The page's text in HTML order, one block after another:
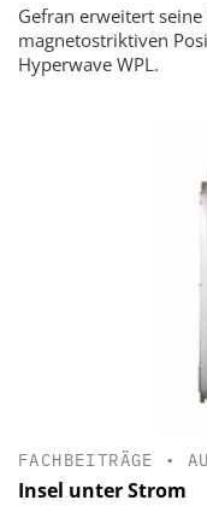
Gefran erweitert
magnetostriktiven
Hyperwave WPL.
FACHBEITRÄGE •
Insel unter Strom